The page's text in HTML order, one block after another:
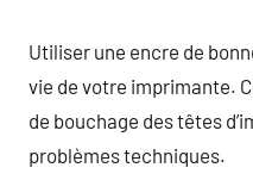
Utiliser une encre de
vie de votre imprimante.
de bouchage des têtes
problèmes techniques.